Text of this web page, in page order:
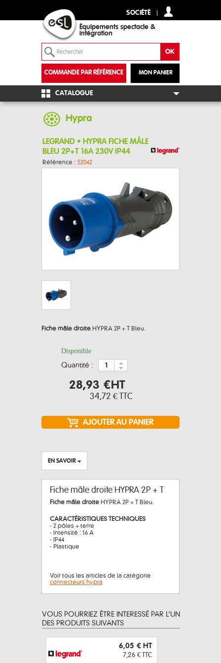
SOCIÉTÉ
Équipements spectacle &
intégration
MON PANIER
COMMANDE PAR RÉFÉRENCE
+
CATALOGUE
Hypra
LEGRAND • HYPRA FICHE MÂLE
BLEU 2P+T 16A 230V IP44
Référence : 52042
Fiche mâle droite HYPRA 2P + T Bleu.
Disponible
quantité :
28,93 €HT
34,72 € TTC
EN SAVOIR +
Fiche mâle droite HYPRA 2P + T
Fiche mâle droite HYPRA 2P + T Bleu.
CARACTÉRISTIQUES TECHNIQUES
- 2 pôles + terre
- Intensité : 16 A
- IP44
- Plastique
Voir tous les articles de la catégorie
connecteurs hypra
VOUS POURRIEZ ÊTRE INTERESSÉ PAR L’UN
DES PRODUITS SUIVANTS
6,05 € HT
7,26 € TTC